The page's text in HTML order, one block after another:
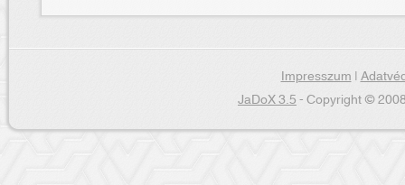
Impresszum|
JaDoX 3.5- Copyright ©